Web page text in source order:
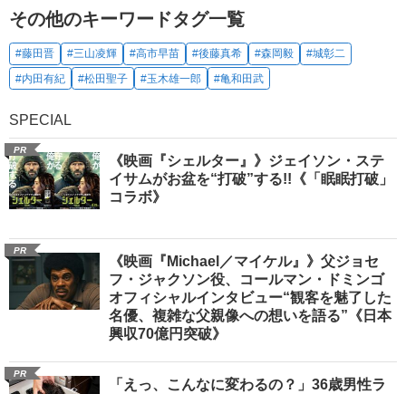
その他のキーワードタグ一覧
#藤田晋 #三山凌輝 #高市早苗 #後藤真希 #森岡毅
#城彰二
#内田有紀
#松田聖子 #玉木雄一郎 #亀和田武
SPECIAL
PR
《映画『シェルター』》ジェイソン・ステ
イサムがお盆を“打破”する!!《「眠眠打破」
コラボ》
PR
《映画『Michael／マイケル』》父ジョセ
フ・ジャクソン役、コールマン・ドミンゴ
オフィシャルインタビュー“観客を魅了した
名優、複雑な父親像への想いを語る”《日本
興収70億円突破》
PR
「えっ、こんなに変わるの？」36歳男性ラ